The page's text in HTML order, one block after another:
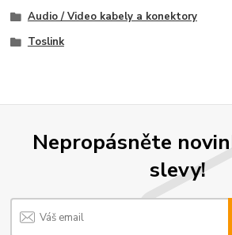
Audio / Video kabely a konektory
Toslink
Nepropásněte
slevy!